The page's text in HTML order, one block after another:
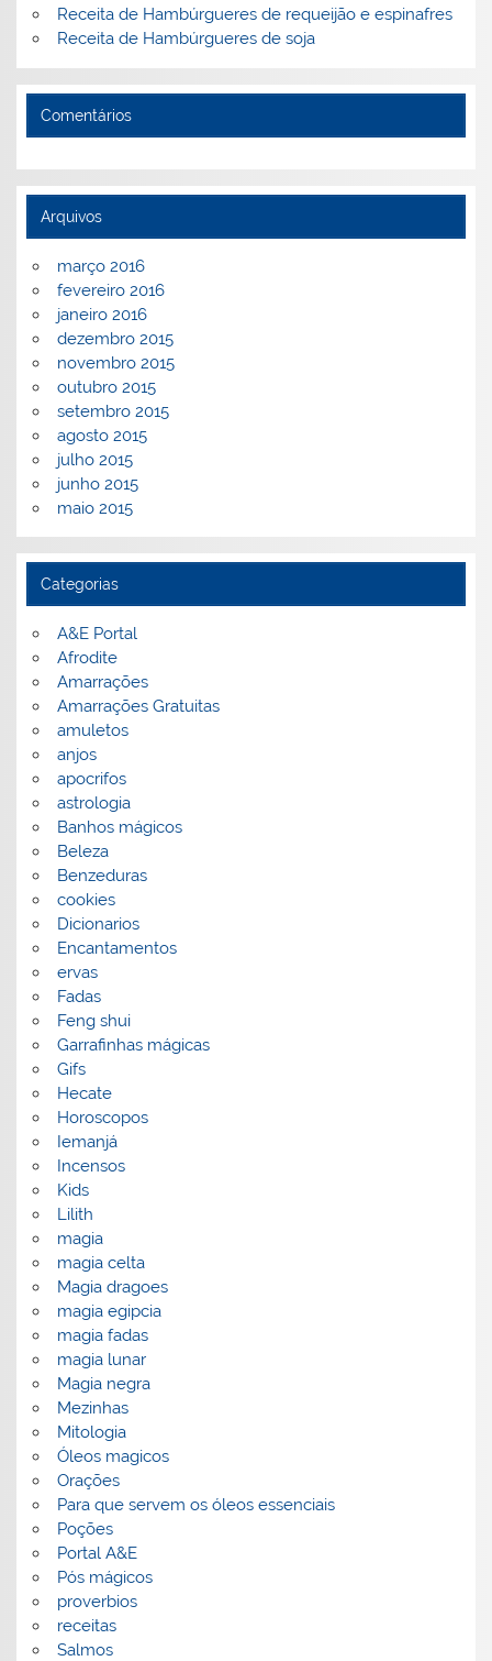
Receita de Hambúrgueres de requeijão e espinafres
Receita de Hambúrgueres de soja
Comentários
Arquivos
março 2016
fevereiro 2016
janeiro 2016
dezembro 2015
novembro 2015
outubro 2015
setembro 2015
agosto 2015
julho 2015
junho 2015
maio 2015
Categorias
A&E Portal
Afrodite
Amarrações
Amarrações Gratuitas
amuletos
anjos
apocrifos
astrologia
Banhos mágicos
Beleza
Benzeduras
cookies
Dicionarios
Encantamentos
ervas
Fadas
Feng shui
Garrafinhas mágicas
Gifs
Hecate
Horoscopos
Iemanjá
Incensos
Kids
Lilith
magia
magia celta
Magia dragoes
magia egipcia
magia fadas
magia lunar
Magia negra
Mezinhas
Mitologia
Óleos magicos
Orações
Para que servem os óleos essenciais
Poções
Portal A&E
Pós mágicos
proverbios
receitas
Salmos